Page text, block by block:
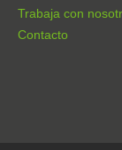
Trabaja con
Contacto